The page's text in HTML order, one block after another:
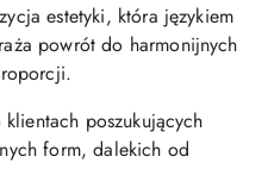
estetyki, która językiem
powrót do harmonijnych
poszukujących
form, dalekich od